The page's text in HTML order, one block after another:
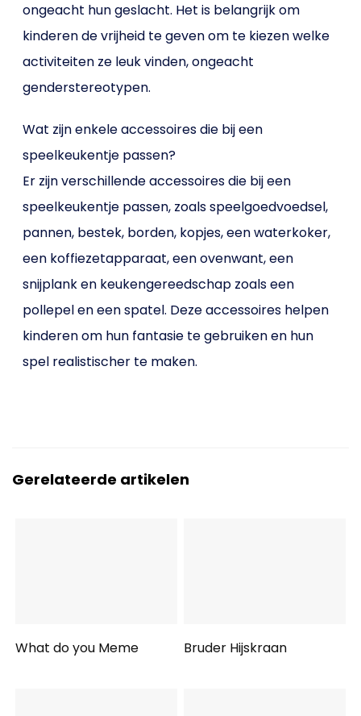
ongeacht hun geslacht. Het is belangrijk om
kinderen de vrijheid te geven om te kiezen welke
activiteiten ze leuk vinden, ongeacht
genderstereotypen.
Wat zijn enkele accessoires die bij een
speelkeukentje passen?
Er zijn verschillende accessoires die bij een
speelkeukentje passen, zoals speelgoedvoedsel,
pannen, bestek, borden, kopjes, een waterkoker,
een koffiezetapparaat, een ovenwant, een
snijplank en keukengereedschap zoals een
pollepel en een spatel. Deze accessoires helpen
kinderen om hun fantasie te gebruiken en hun
spel realistischer te maken.
Gerelateerde artikelen
What do you Meme Bruder Hijskraan